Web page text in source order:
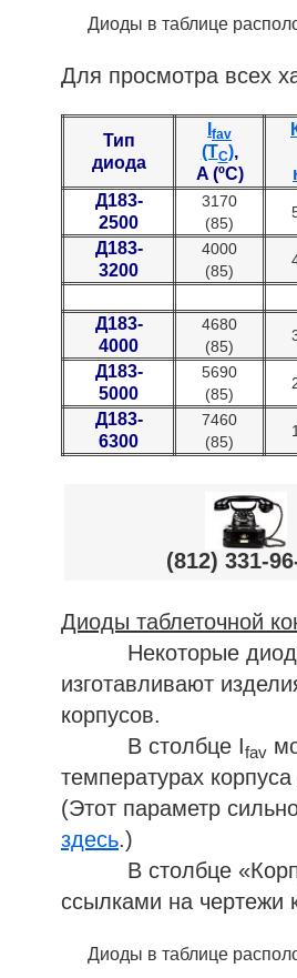
Диоды в таблице
Для просмотра всех
Тип
диода
fav
(TC),
A (ºC)
Д183-
2500
3170
(85)
Д183-
3200
4000
(85)
Д183-
4000
4680
(85)
Д183-
5000
5690
(85)
Д183-
6300
7460
(85)
(812) 331-
Диоды таблеточной
Некоторые диоды
изготавливают
корпусов.
В столбце Ifav
температурах
(Этот параметр
здесь.)
В столбце
ссылками на чертежи
Диоды в таблице